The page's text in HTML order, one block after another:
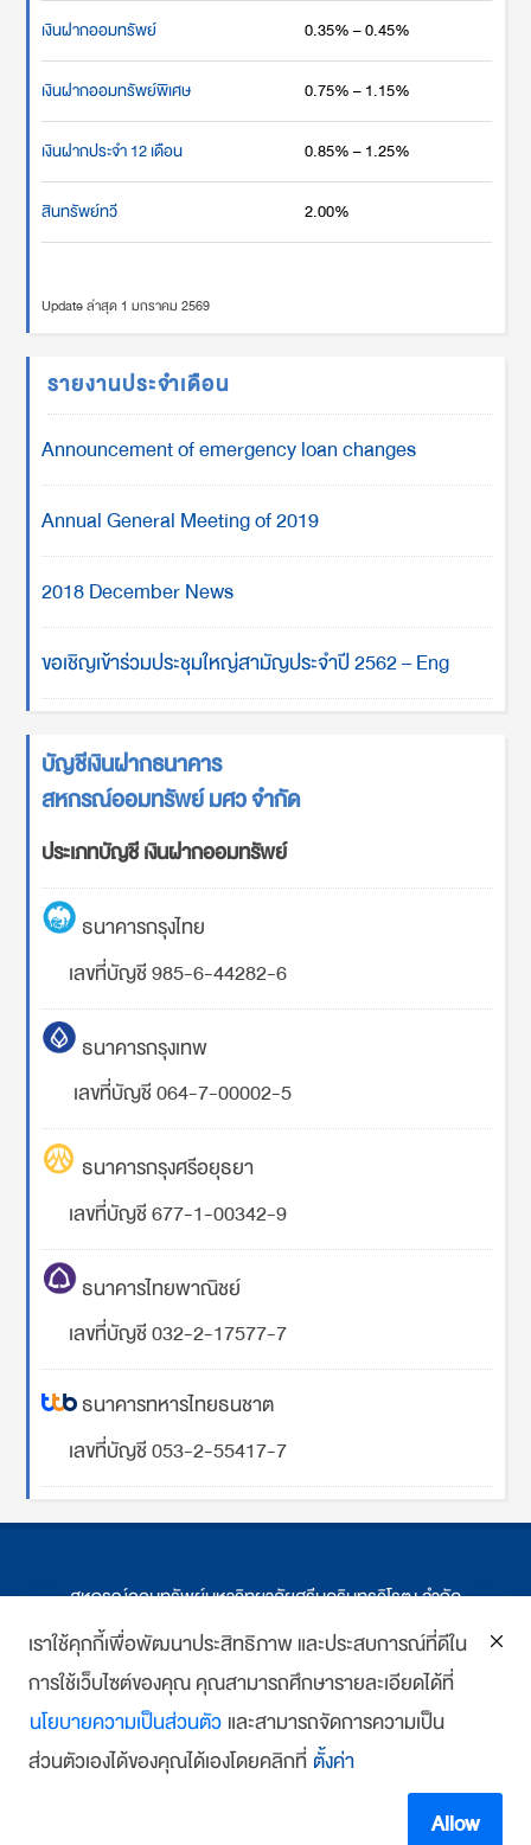
เงินฝากออมทรัพย์ 0.35% – 0.45%
เงินฝากออมทรัพย์พิเศษ 0.75% – 1.15%
เงินฝากประจำ 12 เดือน 0.85% – 1.25%
สินทรัพย์ทวี 2.00%
Update ล่าสุด 1 มกราคม 2569
รายงานประจำเดือน
Announcement of emergency loan changes
Annual General Meeting of 2019
2018 December News
ขอเชิญเข้าร่วมประชุมใหญ่สามัญประจำปี 2562 – Eng
บัญชีเงินฝากธนาคาร
สหกรณ์ออมทรัพย์ มศว จำกัด
ประเภทบัญชี เงินฝากออมทรัพย์
ธนาคารกรุงไทย
เลขที่บัญชี 985-6-44282-6
ธนาคารกรุงเทพ
เลขที่บัญชี 064-7-00002-5
ธนาคารกรุงศรีอยุธยา
เลขที่บัญชี 677-1-00342-9
ธนาคารไทยพาณิชย์
เลขที่บัญชี 032-2-17577-7
ธนาคารทหารไทยธนชาต
เลขที่บัญชี 053-2-55417-7
สหกรณ์ออมทรัพย์มหาวิทยาลัยศรีนครินทรวิโรฒ จำกัด
ที่ตั้ง 114 ซ.สุขุมวิท 23 ถ.สุขุมวิท กรุงเทพฯ
โทร : 02-259-1474, 02-258-0227
โทรสาร: 02-261-5703
E-mail :we*******@*******co.th
บ้านเว็บไซต์
เราใช้คุกกี้เพื่อพัฒนาประสิทธิภาพ และประสบการณ์ที่ดีใน
การใช้เว็บไซต์ของคุณ คุณสามารถศึกษารายละเอียดได้ที่
นโยบายความเป็นส่วนตัว และสามารถจัดการความเป็น
ส่วนตัวเองได้ของคุณได้เองโดยคลิกที่ ตั้งค่า
Allow